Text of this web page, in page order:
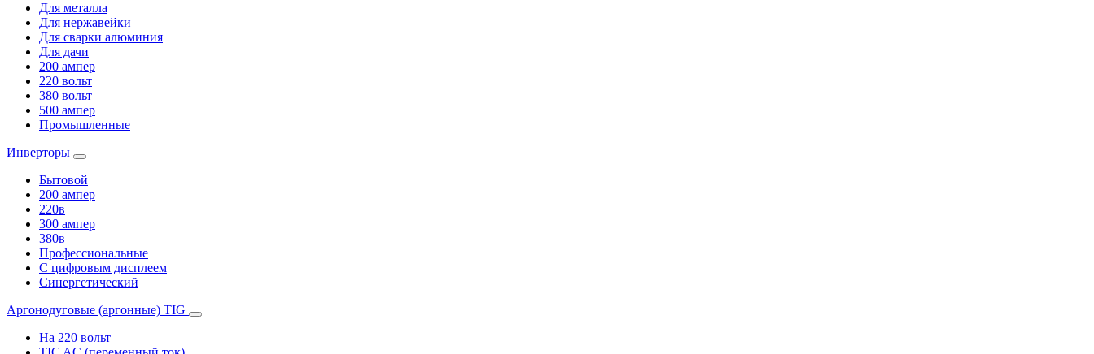
Для металла
Для нержавейки
Для сварки алюминия
Для дачи
200 ампер
220 вольт
380 вольт
500 ампер
Промышленные
Инверторы
Бытовой
200 ампер
220в
300 ампер
380в
Профессиональные
С цифровым дисплеем
Синергетический
Аргонодуговые (аргонные) TIG
На 220 вольт